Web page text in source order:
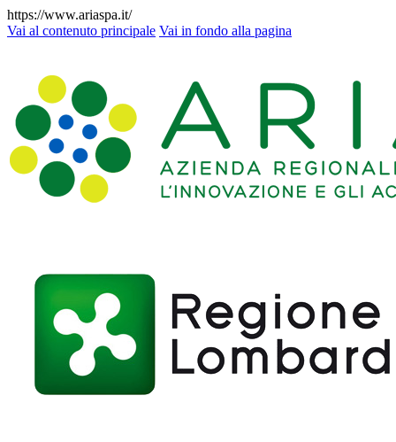
https://www.ariaspa.it/
Vai al contenuto principale Vai in fondo alla pagina